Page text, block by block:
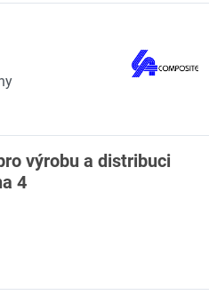
výrobu a distribuci
4